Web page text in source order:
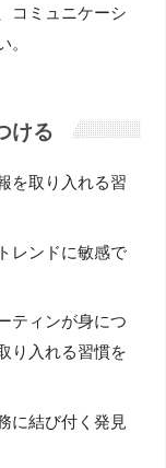
コミュニケーシ
。
ける
を取り入れる習
レンドに敏感で
ティンが身につ
り入れる習慣を
に結び付く発見